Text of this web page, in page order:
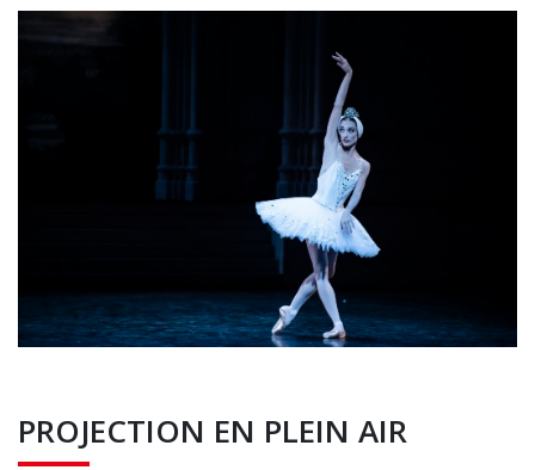
PROJECTION EN PLEIN AIR